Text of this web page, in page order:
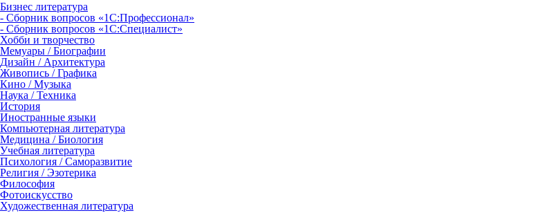
Бизнес литература
- Сборник вопросов «1С:Профессионал»
- Сборник вопросов «1С:Специалист»
Хобби и творчество
Мемуары / Биографии
Дизайн / Архитектура
Живопись / Графика
Кино / Музыка
Наука / Техника
История
Иностранные языки
Компьютерная литература
Медицина / Биология
Учебная литература
Психология / Саморазвитие
Религия / Эзотерика
Философия
Фотоискусство
Художественная литература